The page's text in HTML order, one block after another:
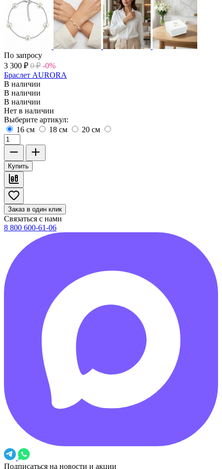
По запросу
3 300 ₽ 0 ₽ -0%
Браслет AURORA
В наличии
В наличии
В наличии
Нет в наличии
Выберите артикул:
16 см
18 см 20 см
Купить
Заказ в один клик
Связаться с нами
8 800 600-61-06
Подписаться на новости и акции